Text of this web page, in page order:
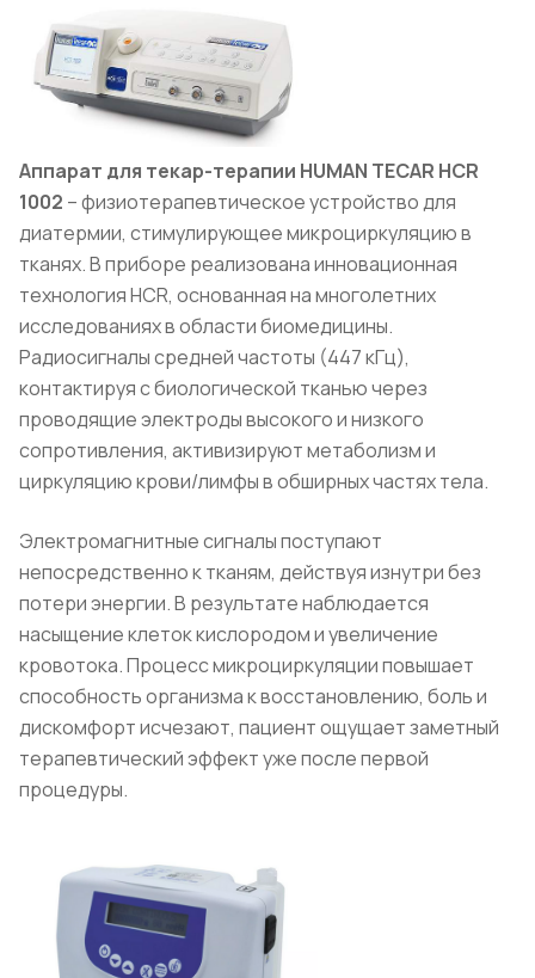
Аппарат для текар-терапии HUMAN TECAR HCR
1002 – физиотерапевтическое устройство для
диатермии, стимулирующее микроциркуляцию в
тканях. В приборе реализована инновационная
технология HCR, основанная на многолетних
исследованиях в области биомедицины.
Радиосигналы средней частоты (447 кГц),
контактируя с биологической тканью через
проводящие электроды высокого и низкого
сопротивления, активизируют метаболизм и
циркуляцию крови/лимфы в обширных частях тела.
Электромагнитные сигналы поступают
непосредственно к тканям, действуя изнутри без
потери энергии. В результате наблюдается
насыщение клеток кислородом и увеличение
кровотока. Процесс микроциркуляции повышает
способность организма к восстановлению, боль и
дискомфорт исчезают, пациент ощущает заметный
терапевтический эффект уже после первой
процедуры.